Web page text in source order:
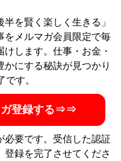
発信を行う。ツイッターア
を賢く楽しく生きる」
をメルマガ会員限定で毎
します。仕事・お金・
にする秘訣が見つかり
です。
ガ登録する⇒⇒
要です。受信した認証
登録を完了させてくださ